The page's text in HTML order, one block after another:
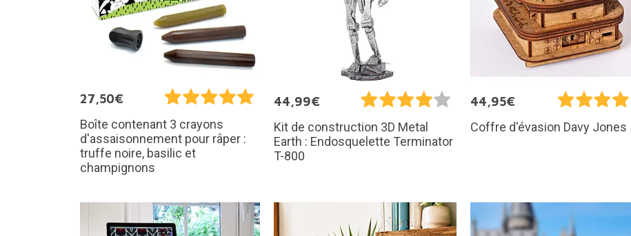
27,50€
Boîte contenant 3 crayons
d'assaisonnement pour râper :
truffe noire, basilic et
champignons
44,99€
Kit de construction 3D Metal
Earth : Endosquelette Terminator
T-800
44,95€
Coffre d'évasion Davy Jones